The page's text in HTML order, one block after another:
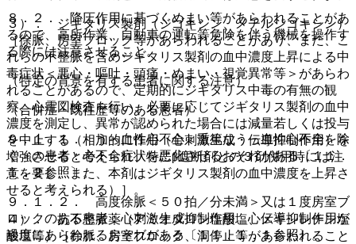
３）． ジギタリス製剤（ジゴキシン、メチルジゴキシン）
［徐脈、房室ブロック等があらわれることがあり、また、こ
れらの不整脈を含めジギタリス製剤の血中濃度上昇による中
毒症状＜悪心・嘔吐・頭痛・めまい・視覚異常等＞があらわ
れることがあるので、定期的にジギタリス中毒の有無の観
察、心電図検査を行い、必要に応じてジギタリス製剤の血中
濃度を測定し、異常が認められた場合には減量若しくは投与
を中止する（相加的に作用（心刺激生成・伝導抑制作用）を
増強させると考えられ、特にβ遮断剤との３剤併用時には注
意を要し、また、本剤はジギタリス製剤の血中濃度を上昇さ
せると考えられる）］。
４）． 抗不整脈薬（アミオダロン塩酸塩、メキシレチン塩
酸塩等）［徐脈、房室ブロック、洞停止等があらわれること
８．２． 降圧作用に基づくめまい等があらわれることがあ
るので、高所作業、自動車の運転等危険を伴う機械を操作す
る際には注意させること。
（特定の背景を有する患者に関する注意）
（合併症・既往歴等のある患者）
９．１．１． うっ血性心不全＜重篤なうっ血性心不全を除
く＞の患者：心不全症状を悪化させるおそれがある〔１１．
１．２参照〕。
９．１．２． 高度徐脈＜５０拍／分未満＞又は１度房室ブ
ロックのある患者：心刺激生成抑制作用、心伝導抑制作用が
過度にあらわれるおそれがある〔１１．１．１参照〕。